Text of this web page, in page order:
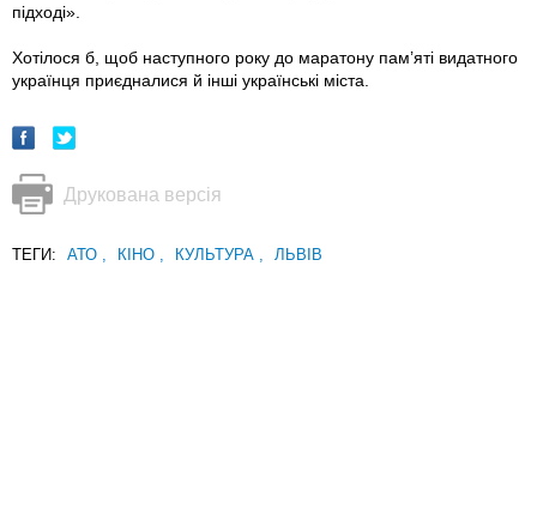
підході».
Хотілося б, щоб наступного року до маратону пам’яті видатного
українця приєдналися й інші українські міста.
Друкована версія
ТЕГИ: АТО КІНО КУЛЬТУРА ЛЬВІВ